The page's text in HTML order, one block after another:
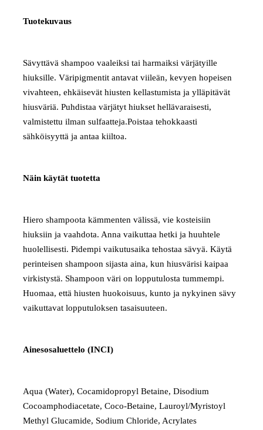
Tuotekuvaus
Sävyttävä shampoo vaaleiksi tai harmaiksi värjätyille
hiuksille. Väripigmentit antavat viileän, kevyen hopeisen
vivahteen, ehkäisevät hiusten kellastumista ja ylläpitävät
hiusväriä. Puhdistaa värjätyt hiukset hellävaraisesti,
valmistettu ilman sulfaatteja.Poistaa tehokkaasti
sähköisyyttä ja antaa kiiltoa.
Näin käytät tuotetta
Hiero shampoota kämmenten välissä, vie kosteisiin
hiuksiin ja vaahdota. Anna vaikuttaa hetki ja huuhtele
huolellisesti. Pidempi vaikutusaika tehostaa sävyä. Käytä
perinteisen shampoon sijasta aina, kun hiusvärisi kaipaa
virkistystä. Shampoon väri on lopputulosta tummempi.
Huomaa, että hiusten huokoisuus, kunto ja nykyinen sävy
vaikuttavat lopputuloksen tasaisuuteen.
Ainesosaluettelo (INCI)
Aqua (Water), Cocamidopropyl Betaine, Disodium
Cocoamphodiacetate, Coco-Betaine, Lauroyl/Myristoyl
Methyl Glucamide, Sodium Chloride, Acrylates